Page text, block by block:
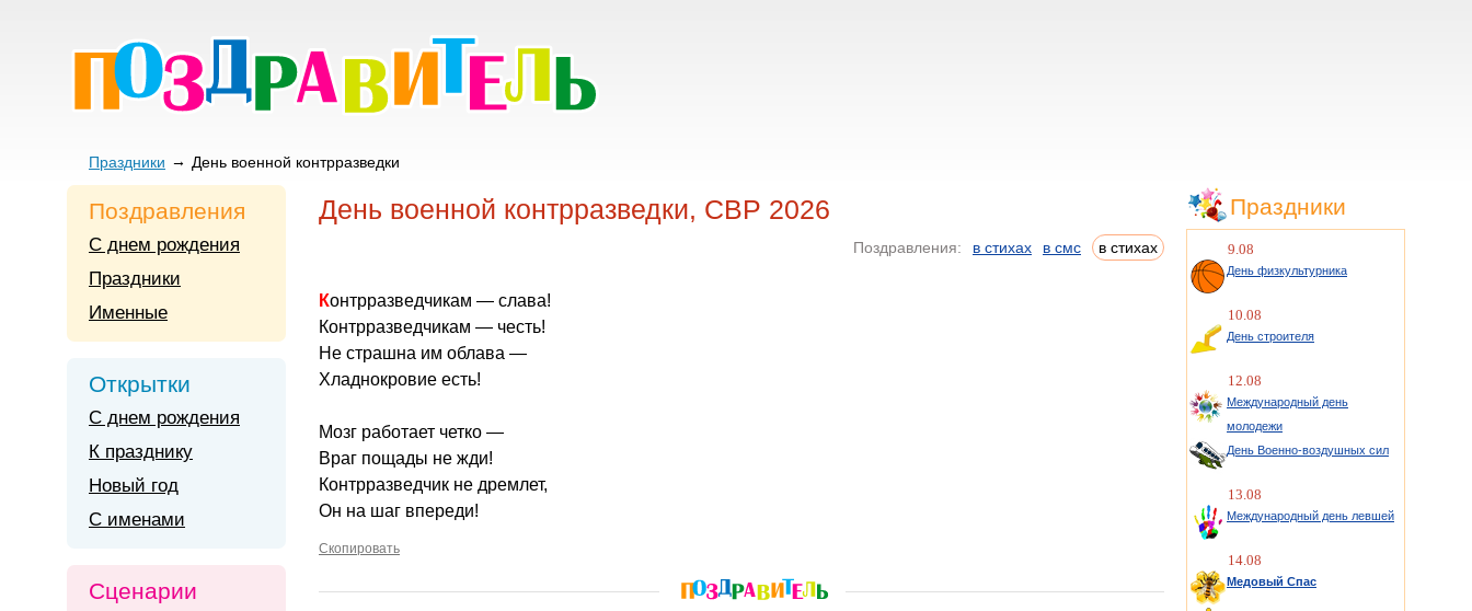
Праздники День военной контрразведки
День военной контрразведки, СВР 2026
Поздравления: в стихах в смс в стихах
Контрразведчикам — слава!
Контрразведчикам — честь!
Не страшна им облава —
Хладнокровие есть!
Мозг работает четко —
Враг пощады не жди!
Контрразведчик не дремлет,
Он на шаг впереди!
Скопировать
Поздравления
С днем рождения
Праздники
Именные
Открытки
С днем рождения
К празднику
Новый год
С именами
Сценарии
Праздники
9.08
День физкультурника
10.08
День строителя
12.08
Международный день
молодежи
День Военно-воздушных сил
13.08
Международный день левшей
14.08
Медовый Спас